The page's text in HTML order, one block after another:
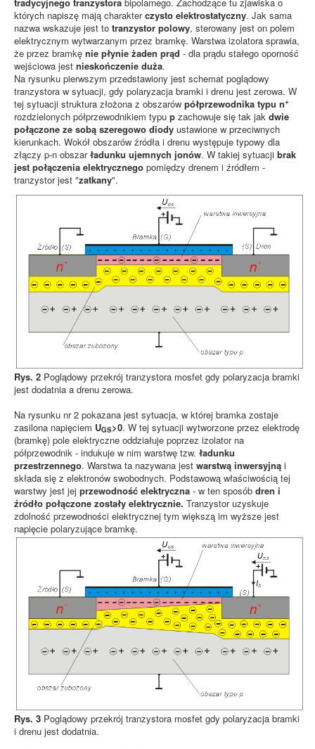
których napiszę mają charakterczysto elektrostatyczny. Jak sama
nazwa wskazuje jest to tranzystor polowy, sterowany jest on polem
elektrycznym wytwarzanym przez bramkę. Warstwa izolatora sprawia,
że przez bramkę nie płynie żaden prąd - dla prądu stałego oporność
wejściowa jest nieskończenie duża.
Na rysunku pierwszym przedstawiony jest schemat poglądowy
tranzystora w sytuacji, gdy polaryzacja bramki i drenu jest zerowa. W
tej sytuacji struktura złożona z obszarów półprzewodnika typu n+
rozdzielonych półprzewodnikiem typu p zachowuje się tak jak dwie
połączone ze sobą szeregowo diody ustawione w przeciwnych
kierunkach. Wokół obszarów źródła i drenu występuje typowy dla
złączy p-n obszarładunku ujemnych jonów. W takiej sytuacji brak
jest połączenia elektrycznego pomiędzy drenem i źródłem -
tranzystor jest "zatkany".
Rys. 2 Poglądowy przekrój tranzystora mosfet gdy polaryzacja bramki
jest dodatnia a drenu zerowa.
Na rysunku nr 2 pokazana jest sytuacja, w której bramka zostaje
zasilona napięciem UGS>0. W tej sytuacji wytworzone przez elektrodę
(bramkę) pole elektryczne oddziałuje poprzez izolator na
półprzewodnik - indukuje w nim warstwę tzw. ładunku
przestrzennego. Warstwa ta nazywana jest warstwą inwersyjną i
składa się z elektronów swobodnych. Podstawową właściwością tej
warstwy jest jej przewodność elektryczna - w ten sposób dren i
źródło połączone zostały elektrycznie. Tranzystor uzyskuje
zdolność przewodności elektrycznej tym większą im wyższe jest
napięcie polaryzujące bramkę.
Rys. 3 Poglądowy przekrój tranzystora mosfet gdy polaryzacja bramki
i drenu jest dodatnia.